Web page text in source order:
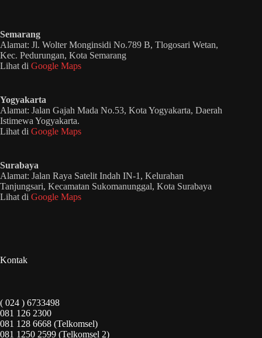
Semarang
Alamat: Jl. Wolter Monginsidi No.789 B, Tlogosari Wetan,
Kec. Pedurungan, Kota Semarang
Lihat di Google Maps
Yogyakarta
Alamat: Jalan Gajah Mada No.53, Kota Yogyakarta, Daerah
Istimewa Yogyakarta.
Lihat di Google Maps
Surabaya
Alamat: Jalan Raya Satelit Indah IN-1, Kelurahan
Tanjungsari, Kecamatan Sukomanunggal, Kota Surabaya
Lihat di Google Maps
Kontak
( 024 ) 6733498
081 126 2300
081 128 6668 (Telkomsel)
081 1250 2599 (Telkomsel 2)